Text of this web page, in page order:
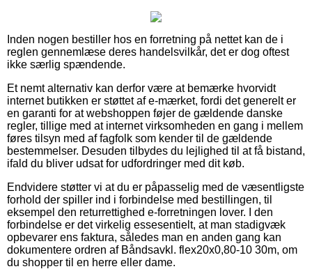
Inden nogen bestiller hos en forretning på nettet kan de i
reglen gennemlæse deres handelsvilkår, det er dog oftest
ikke særlig spændende.
Et nemt alternativ kan derfor være at bemærke hvorvidt
internet butikken er støttet af e-mærket, fordi det generelt er
en garanti for at webshoppen føjer de gældende danske
regler, tillige med at internet virksomheden en gang i mellem
føres tilsyn med af fagfolk som kender til de gældende
bestemmelser. Desuden tilbydes du lejlighed til at få bistand,
ifald du bliver udsat for udfordringer med dit køb.
Endvidere støtter vi at du er påpasselig med de væsentligste
forhold der spiller ind i forbindelse med bestillingen, til
eksempel den returrettighed e-forretningen lover. I den
forbindelse er det virkelig essesentielt, at man stadigvæk
opbevarer ens faktura, således man en anden gang kan
dokumentere ordren af Båndsavkl. flex20x0,80-10 30m, om
du shopper til en herre eller dame.